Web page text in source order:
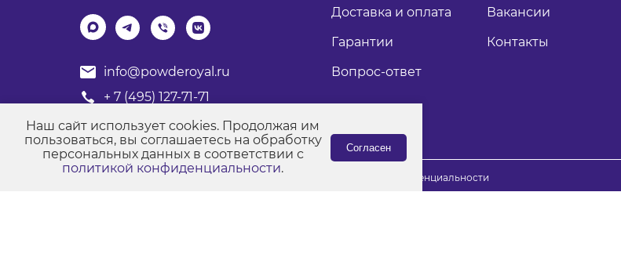
info@powderoyal.ru
+ 7 (495) 127-71-71
График работы: Пн-Пт
Время работы: с 8:00 до 17:00
Доставка и оплата
Гарантии
Вопрос-ответ
Вакансии
Контакты
© Порошковые краски "Роял Групп" 2017-2026 Политика конфиденциальности
Наш сайт использует cookies. Продолжая им
пользоваться, вы соглашаетесь на обработку
персональных данных в соответствии с
политикой конфиденциальности.
Согласен